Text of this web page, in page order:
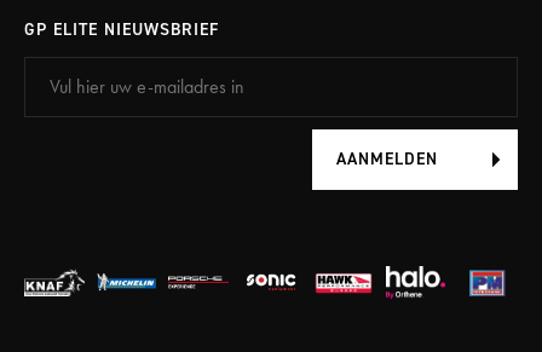
GP ELITE NIEUWSBRIEF
AANMELDEN